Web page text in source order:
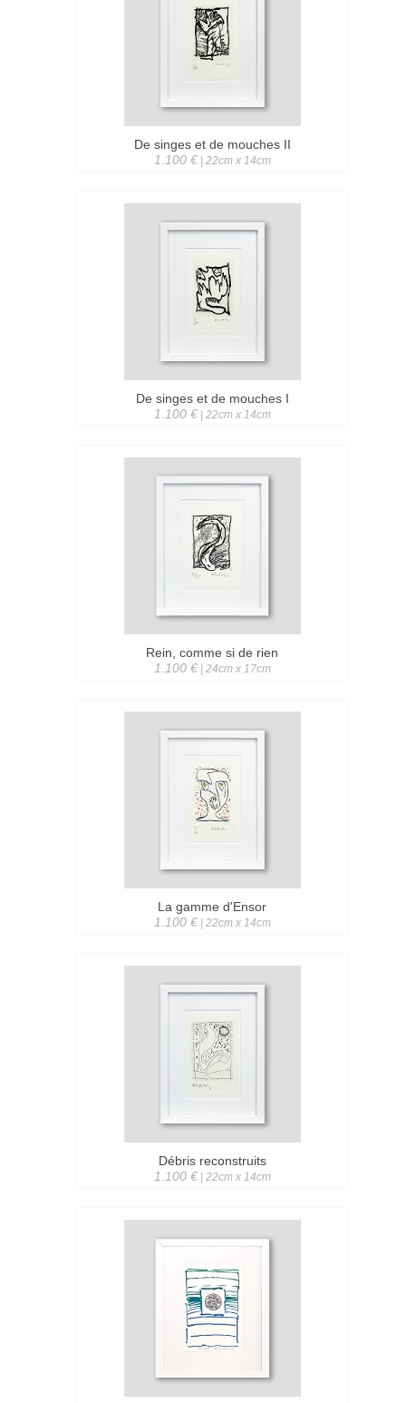
De singes et de mouches II
1.100 €| 22cm x 14cm
De singes et de mouches I
1.100 €| 22cm x 14cm
Rein, comme si de rien
1.100 €| 24cm x 17cm
La gamme d'Ensor
1.100 €| 22cm x 14cm
Débris reconstruits
1.100 €| 22cm x 14cm